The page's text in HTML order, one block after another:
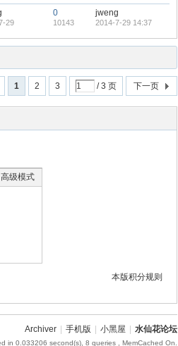
29
0
10143
jweng
2014-7-29 14:37
1 2 3 / 3 页 下一页
高级模式
本版积分规则
Archiver 手机版 小黑屋 水仙花论坛
in 0.033206 second(s), 8 queries , MemCached On.